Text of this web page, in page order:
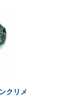
クリメ